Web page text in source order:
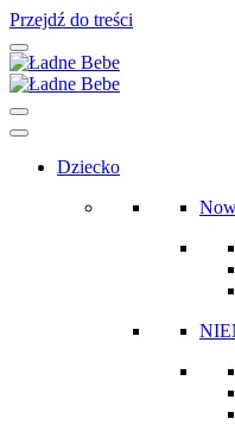
Przejdź do treści
Main
Navigation
Dziecko